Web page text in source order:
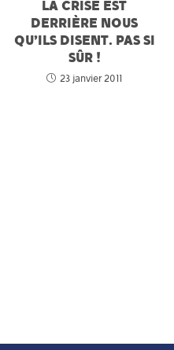
LA CRISE EST
DERRIÈRE NOUS
QU’ILS DISENT. PAS SI
SÛR !
23 janvier 2011